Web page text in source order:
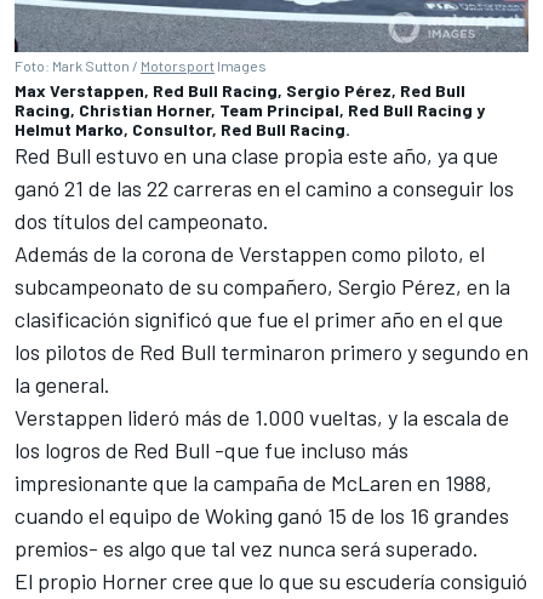
Foto: Mark Sutton / Motorsport Images
Max Verstappen, Red Bull Racing, Sergio Pérez, Red Bull
Racing, Christian Horner, Team Principal, Red Bull Racing y
Helmut Marko, Consultor, Red Bull Racing.
Red Bull estuvo en una clase propia este año, ya que
ganó 21 de las 22 carreras en el camino a conseguir los
dos títulos del campeonato.
Además de la corona de Verstappen como piloto, el
subcampeonato de su compañero, Sergio Pérez, en la
clasificación significó que fue el primer año en el que
los pilotos de Red Bull terminaron primero y segundo en
la general.
Verstappen lideró más de 1.000 vueltas, y la escala de
los logros de Red Bull -que fue incluso más
impresionante que la campaña de McLaren en 1988,
cuando el equipo de Woking ganó 15 de los 16 grandes
premios- es algo que tal vez nunca será superado.
El propio Horner cree que lo que su escudería consiguió